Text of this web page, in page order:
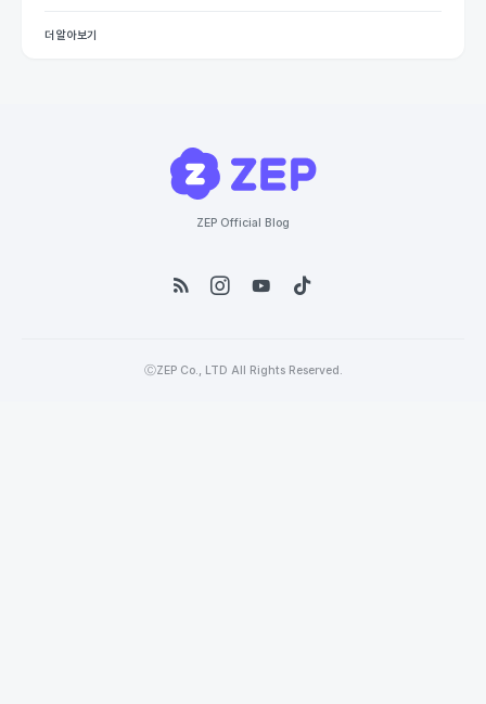
더 알아보기
ZEP Official Blog
ⒸZEP Co., LTD All Rights Reserved.